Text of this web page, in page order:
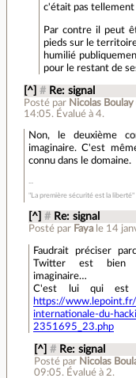
c'était pas tellement
Par contre il peut
pieds sur le
humilié
pour le restant de
[^] # Re: signal
Posté par Nicolas Boulay
14:05. Évalué à 4.
Non, le deuxième
imaginaire. C'est
connu dans le domaine.
"La première sécurité est la liberté"
[^] # Re: signal
Posté par Faya le 14
Faudrait préciser
Twitter est bien
imaginaire…
C'est lui qui est
https://
internationale-du-
2351695_23.php
[^] # Re: signal
Posté par Nicolas
09:05. Évalué à 2.